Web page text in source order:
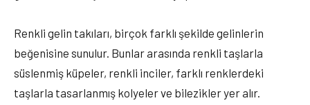
Renkli gelin takıları, birçok farklı şekilde gelinlerin
beğenisine sunulur. Bunlar arasında renkli taşlarla
süslenmiş küpeler, renkli inciler, farklı renklerdeki
taşlarla tasarlanmış kolyeler ve bilezikler yer alır.